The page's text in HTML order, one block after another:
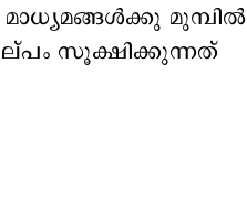
മുമ്പില്‍
സൂക്ഷിക്കുന്നത്